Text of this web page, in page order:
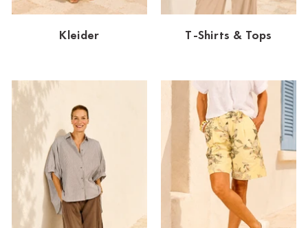
Dornbirn
Dortmund-Hombruch
Essen
HH-AEZ
HH-EEZ
HH-Eppendorf
HH-Hanseviertel
Kleider T-Shirts & Tops